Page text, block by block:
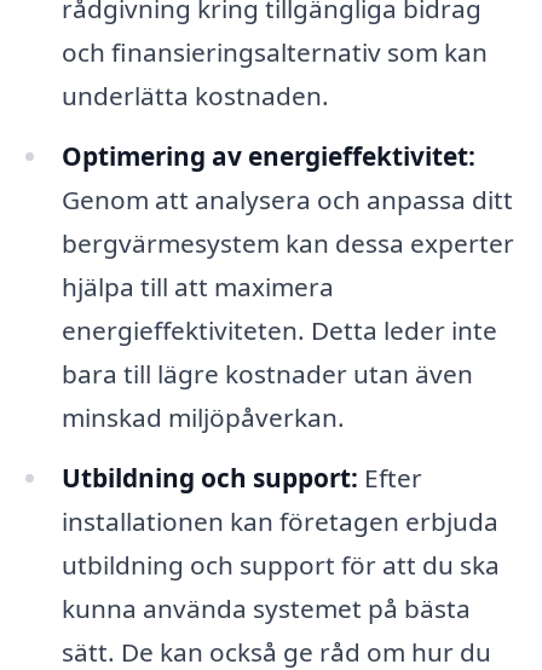
rådgivning kring tillgängliga bidrag
och finansieringsalternativ som kan
underlätta kostnaden.
Optimering av energieffektivitet:
Genom att analysera och anpassa ditt
bergvärmesystem kan dessa experter
hjälpa till att maximera
energieffektiviteten. Detta leder inte
bara till lägre kostnader utan även
minskad miljöpåverkan.
Utbildning och support: Efter
installationen kan företagen erbjuda
utbildning och support för att du ska
kunna använda systemet på bästa
sätt. De kan också ge råd om hur du